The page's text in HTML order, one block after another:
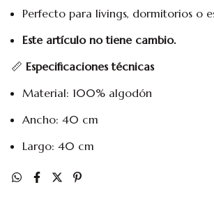
Perfecto para livings, dormitorios o
Este artículo no tiene cambio.
📏 Especificaciones técnicas
Material: 100% algodón
Ancho: 40 cm
Largo: 40 cm